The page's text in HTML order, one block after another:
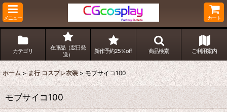
メニュー カート
カテゴリ
在庫品（翌日発
送）
新作予約25％off 商品検索 ご利用案内
ホーム > ま行 コスプレ衣装 > モブサイコ100
モブサイコ100